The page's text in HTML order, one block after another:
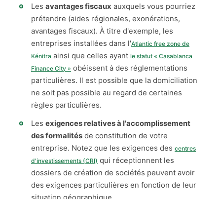
Les avantages fiscaux auxquels vous pourriez
prétendre (aides régionales, exonérations,
avantages fiscaux). À titre d'exemple, les
entreprises installées dans l'Atlantic free zone de
Kénitra ainsi que celles ayant le statut « Casablanca
Finance City » obéissent à des réglementations
particulières. Il est possible que la domiciliation
ne soit pas possible au regard de certaines
règles particulières.
Les exigences relatives à l'accomplissement
des formalités de constitution de votre
entreprise. Notez que les exigences des centres
d'investissements (CRI) qui réceptionnent les
dossiers de création de sociétés peuvent avoir
des exigences particulières en fonction de leur